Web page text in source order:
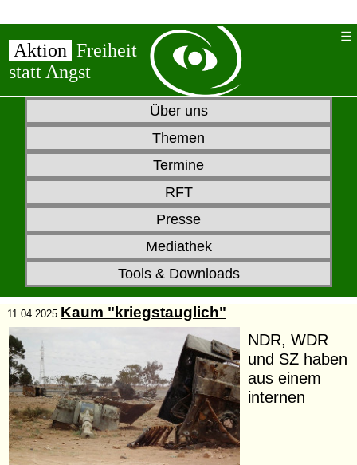
Aktion Freiheit
statt Angst
Über uns
Themen
Termine
RFT
Presse
Mediathek
Tools & Downloads
11.04.2025 Kaum "kriegstauglich"
NDR, WDR
und SZ haben
aus einem
internen